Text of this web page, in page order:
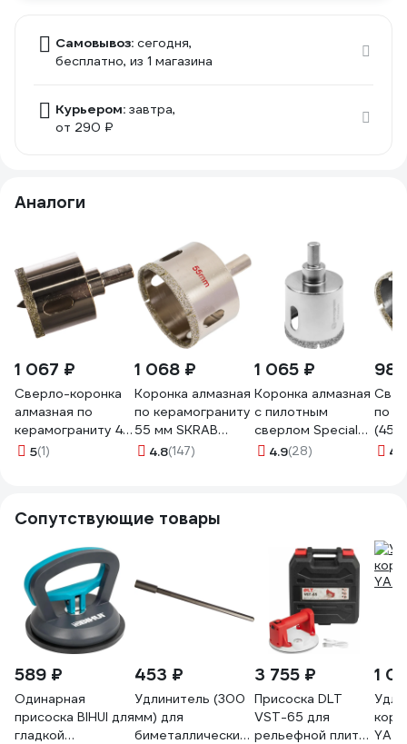
Самовывоз: сегодня,
бесплатно, из 1 магазина
Курьером: завтра,
от 290 ₽
Аналоги
1 067 ₽
Сверло-коронка
алмазная по
керамограниту 45
мм REDVERG
5(1)
1 068 ₽
Коронка алмазная
по керамограниту
55 мм SKRAB
33755
4.8(147)
1 065 ₽
Коронка алмазная
с пилотным
сверлом Special
(45х70 мм)
4.9(28)
по
4.1
Сопутствующие товары
589 ₽
Одинарная
присоска BIHUI для
гладкой
453 ₽
Удлинитель (300
мм) для
биметаллических
3 755 ₽
Присоска DLT
VST-65 для
рельефной плитки
1